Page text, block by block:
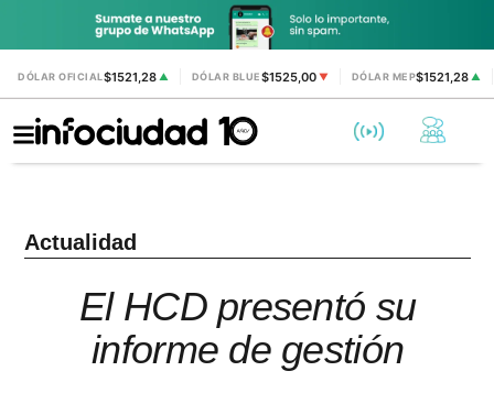
DÓLAR OFICIAL$1521,28 ▲ DÓLAR BLUE$1525,00 ▼ DÓLAR MEP$1521,28▲
Actualidad
El HCD presentó su
informe de gestión